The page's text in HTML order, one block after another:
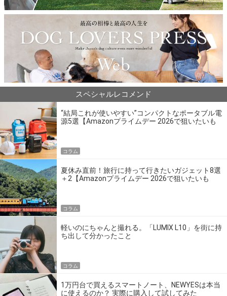
スペシャルレコメンド
“結局これが使いやすい”コンパクトなポータブル電
源5選【Amazonプライムデー 2026で狙いたいも
コラム
夏休み直前！旅行に持って行きたいガジェット8選
＋2【Amazonプライムデー 2026で狙いたいも
コラム
軽いのにちゃんと撮れる。「LUMIX L10」を街に持
ち出して分かったこと
コラム
1万円台で買えるスマートノート、NEWYESは本当
に使えるのか？ 実際に購入して試してみた